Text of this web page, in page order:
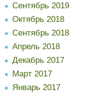
Сентябрь 2019
Октябрь 2018
Сентябрь 2018
Апрель 2018
Декабрь 2017
Март 2017
Январь 2017